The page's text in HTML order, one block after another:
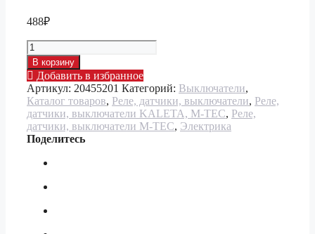
488₽
Количество
товара
Ручка
главного
выключателя
В корзину
Добавить в избранное
Артикул: 20455201 Категорий: Выключатели,
Каталог товаров, Реле, датчики, выключатели, Реле,
датчики, выключатели KALETA, M-TEC, Реле,
датчики, выключатели M-TEC, Электрика
Поделитесь